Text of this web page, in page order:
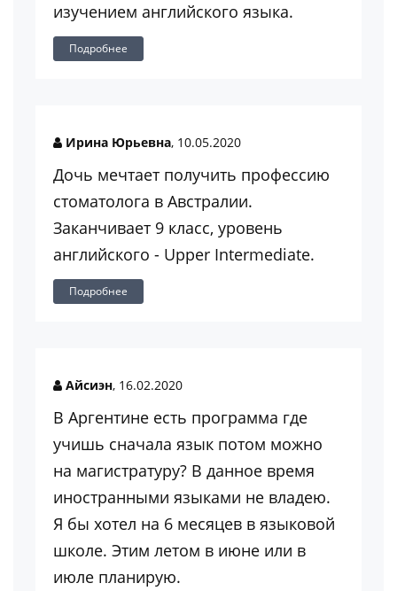
изучением английского языка.
Подробнее
Ирина Юрьевна, 10.05.2020
Дочь мечтает получить профессию
стоматолога в Австралии.
Заканчивает 9 класс, уровень
английского - Upper Intermediate.
Подробнее
Айсиэн, 16.02.2020
В Аргентине есть программа где
учишь сначала язык потом можно
на магистратуру? В данное время
иностранными языками не владею.
Я бы хотел на 6 месяцев в языковой
школе. Этим летом в июне или в
июле планирую.